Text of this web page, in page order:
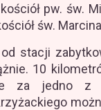
pw. św.
św.
stacji
10
za jedno z